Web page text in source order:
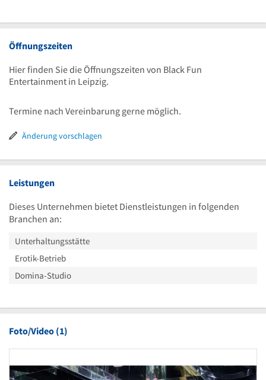
Öffnungszeiten
Hier finden Sie die Öffnungszeiten von Black Fun
Entertainment in Leipzig.
Termine nach Vereinbarung gerne möglich.
Änderung vorschlagen
Leistungen
Dieses Unternehmen bietet Dienstleistungen in folgenden
Branchen an:
Unterhaltungsstätte
Erotik-Betrieb
Domina-Studio
Foto/Video (1)